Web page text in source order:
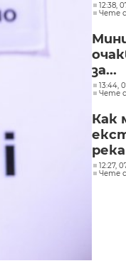
12:38,
Чете
за...
13:44,
Чете
Как
12:27,
Чете